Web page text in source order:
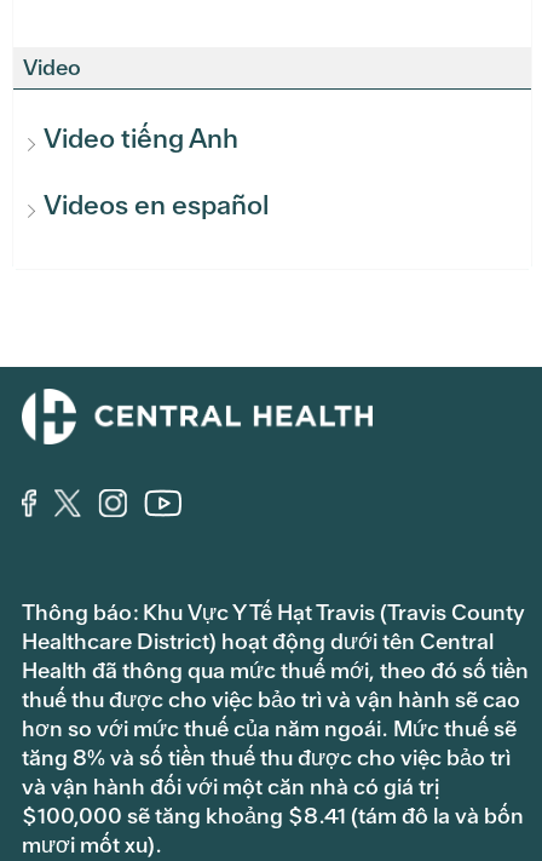
Video
Video tiếng Anh
Videos en español
Thông báo: Khu Vực Y Tế Hạt Travis (Travis County
Healthcare District) hoạt động dưới tên Central
Health đã thông qua mức thuế mới, theo đó số tiền
thuế thu được cho việc bảo trì và vận hành sẽ cao
hơn so với mức thuế của năm ngoái. Mức thuế sẽ
tăng 8% và số tiền thuế thu được cho việc bảo trì
và vận hành đối với một căn nhà có giá trị
$100,000 sẽ tăng khoảng $8.41 (tám đô la và bốn
mươi mốt xu).